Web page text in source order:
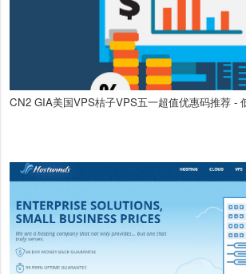
CN2 GIA美国VPS桔子VPS五一超值优惠码推荐 -